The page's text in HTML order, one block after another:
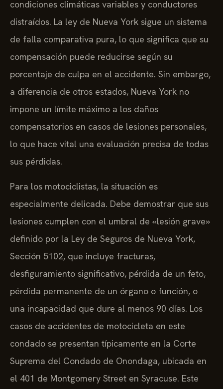
condiciones climáticas variables y conductores
distraídos. La ley de Nueva York sigue un sistema
de falla comparativa pura, lo que significa que su
compensación puede reducirse según su
porcentaje de culpa en el accidente. Sin embargo,
a diferencia de otros estados, Nueva York no
impone un límite máximo a los daños
compensatorios en casos de lesiones personales,
lo que hace vital una evaluación precisa de todas
sus pérdidas.
Para los motociclistas, la situación es
especialmente delicada. Debe demostrar que sus
lesiones cumplen con el umbral de «lesión grave»
definido por la Ley de Seguros de Nueva York,
Sección 5102, que incluye fracturas,
desfiguramiento significativo, pérdida de un feto,
pérdida permanente de un órgano o función, o
una incapacidad que dure al menos 90 días. Los
casos de accidentes de motocicleta en este
condado se presentan típicamente en la Corte
Suprema del Condado de Onondaga, ubicada en
el 401 de Montgomery Street en Syracuse. Este